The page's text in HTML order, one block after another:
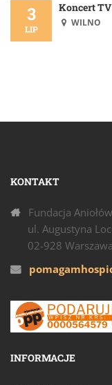
3
LIP
Koncert
WILNO
KONTAKT
Fundacja
ul. Augustyna
02-928 Warszawa
INFORMACJE